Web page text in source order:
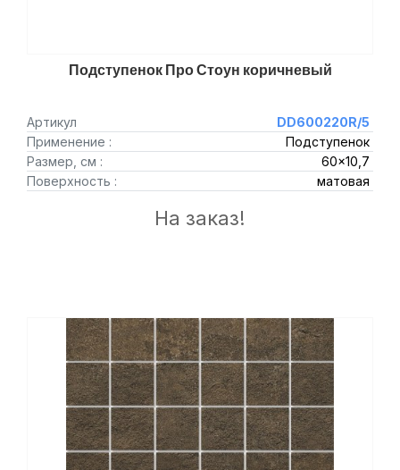
Подступенок Про Стоун коричневый
Артикул
DD600220R/5
Применение :
Подступенок
Размер, см :
60x10,7
Поверхность :
матовая
На заказ!